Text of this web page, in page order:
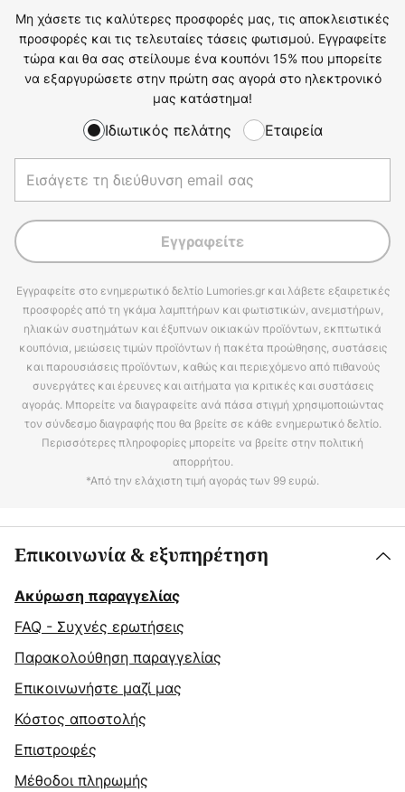
Μη χάσετε τις καλύτερες προσφορές μας, τις αποκλειστικές
προσφορές και τις τελευταίες τάσεις φωτισμού. Εγγραφείτε
τώρα και θα σας στείλουμε ένα κουπόνι 15% που μπορείτε
να εξαργυρώσετε στην πρώτη σας αγορά στο ηλεκτρονικό
μας κατάστημα!
Ιδιωτικός πελάτης Εταιρεία
Εγγραφείτε
Εγγραφείτε στο ενημερωτικό δελτίο Lumories.gr και λάβετε εξαιρετικές
προσφορές από τη γκάμα λαμπτήρων και φωτιστικών, ανεμιστήρων,
ηλιακών συστημάτων και έξυπνων οικιακών προϊόντων, εκπτωτικά
κουπόνια, μειώσεις τιμών προϊόντων ή πακέτα προώθησης, συστάσεις
και παρουσιάσεις προϊόντων, καθώς και περιεχόμενο από πιθανούς
συνεργάτες και έρευνες και αιτήματα για κριτικές και συστάσεις
αγοράς. Μπορείτε να διαγραφείτε ανά πάσα στιγμή χρησιμοποιώντας
τον σύνδεσμο διαγραφής που θα βρείτε σε κάθε ενημερωτικό δελτίο.
Περισσότερες πληροφορίες μπορείτε να βρείτε στην πολιτική
απορρήτου.
*Από την ελάχιστη τιμή αγοράς των 99 ευρώ.
Επικοινωνία & εξυπηρέτηση
Ακύρωση παραγγελίας
FAQ - Συχνές ερωτήσεις
Παρακολούθηση παραγγελίας
Επικοινωνήστε μαζί μας
Κόστος αποστολής
Επιστροφές
Μέθοδοι πληρωμής